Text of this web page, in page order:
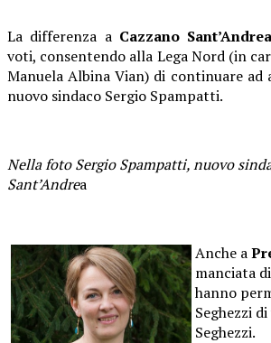
La differenza a Cazzano
voti, consentendo alla Lega Nord (in
Manuela Albina Vian) di continuare
nuovo sindaco Sergio Spampatti.
Nella foto Sergio Spampatti, nuovo
Sant’Andrea
Anche a
manciata
hanno
Seghezzi
Seghezzi.